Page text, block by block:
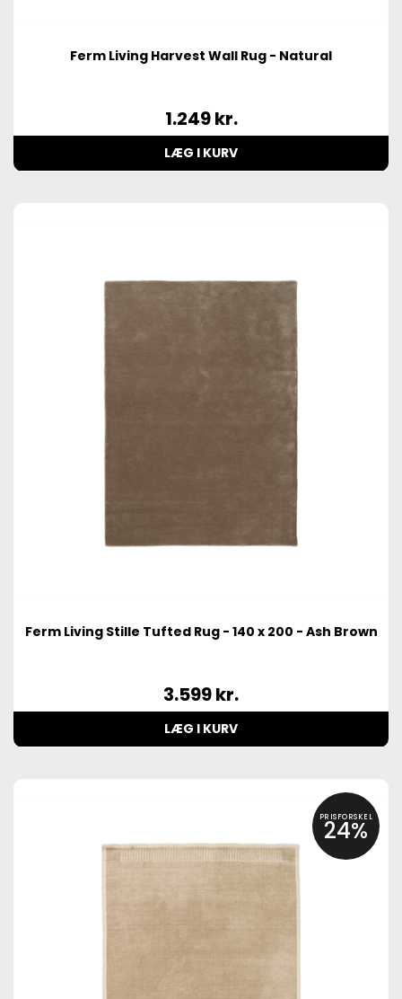
Ferm Living Harvest Wall Rug - Natural
1.249kr.
LÆG I KURV
Ferm Living Stille Tufted Rug - 140 x 200 - Ash Brown
3.599kr.
LÆG I KURV
PRISFORSKEL
24%